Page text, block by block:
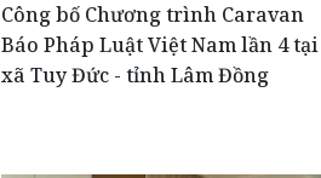
Công bố Chương trình Caravan
Báo Pháp Luật Việt Nam lần 4 tại
xã Tuy Đức - tỉnh Lâm Đồng